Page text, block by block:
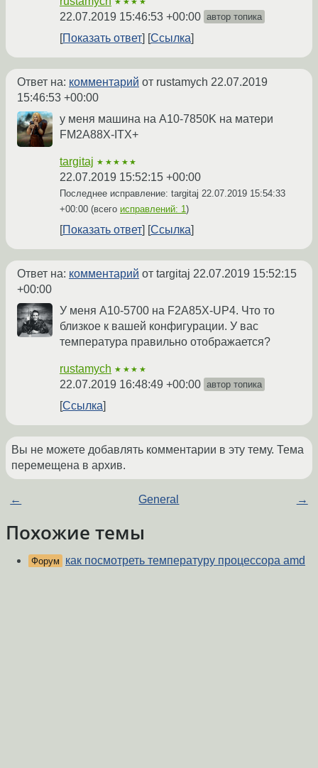
22.07.2019 15:46:53 +00:00 автор топика
Показать ответ Ссылка
Ответ на: комментарий от rustamych 22.07.2019
15:46:53 +00:00
у меня машина на A10-7850K на матери
FM2A88X-ITX+
targitaj ★★★★★
22.07.2019 15:52:15 +00:00
Последнее исправление: targitaj 22.07.2019 15:54:33
+00:00 (всего исправлений: 1)
Показать ответ Ссылка
Ответ на: комментарий от targitaj 22.07.2019 15:52:15
+00:00
У меня A10-5700 на F2A85X-UP4. Что то
близкое к вашей конфигурации. У вас
температура правильно отображается?
rustamych ★★★★
22.07.2019 16:48:49 +00:00 автор топика
Ссылка
Вы не можете добавлять комментарии в эту тему. Тема
перемещена в архив.
← General →
Похожие темы
Форум
как посмотреть температуру процессора amd